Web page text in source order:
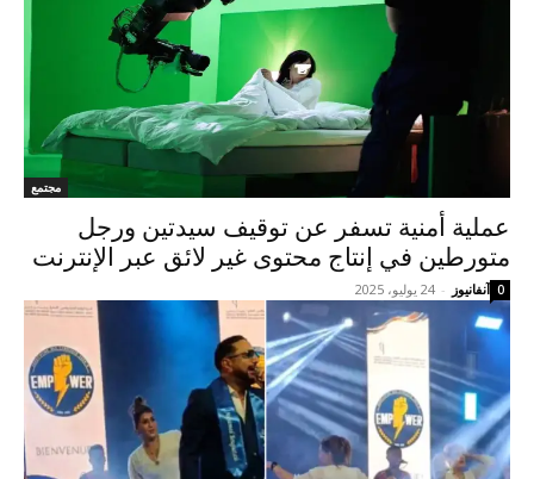
مجتمع
عملية أمنية تسفر عن توقيف سيدتين ورجل
متورطين في إنتاج محتوى غير لائق عبر الإنترنت
آنفانيوز - 24 يوليو، 2025 0